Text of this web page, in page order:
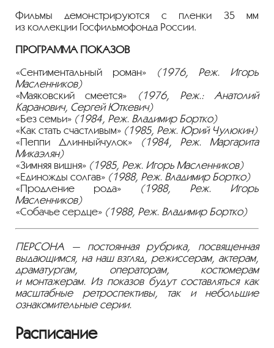
Фильмы демонстрируются с пленки 35 мм
из коллекции Госфильмофонда России.
ПРОГРАММА ПОКАЗОВ
«Сентиментальный роман» (1976, Реж. Игорь
Масленников)
«Маяковский смеется» (1976, Реж.: Анатолий
Каранович, Сергей Юткевич)
«Без семьи» (1984, Реж. Владимир Бортко)
«Как стать счастливым» (1985, Реж. Юрий Чулюкин)
«Пеппи Длинныйчулок» (1984, Реж. Маргарита
Микаэлян)
«Зимняя вишня» (1985, Реж. Игорь Масленников)
«Единожды солгав» (1988, Реж. Владимир Бортко)
«Продление рода» (1988, Реж. Игорь
Масленников)
«Собачье сердце» (1988, Реж. Владимир Бортко)
ПЕРСОНА — постоянная рубрика, посвященная
выдающимся, на наш взгляд, режиссерам, актерам,
драматургам, операторам, костюмерам
и монтажерам. Из показов будут составляться как
масштабные ретроспективы, так и небольшие
ознакомительные серии.
Расписание